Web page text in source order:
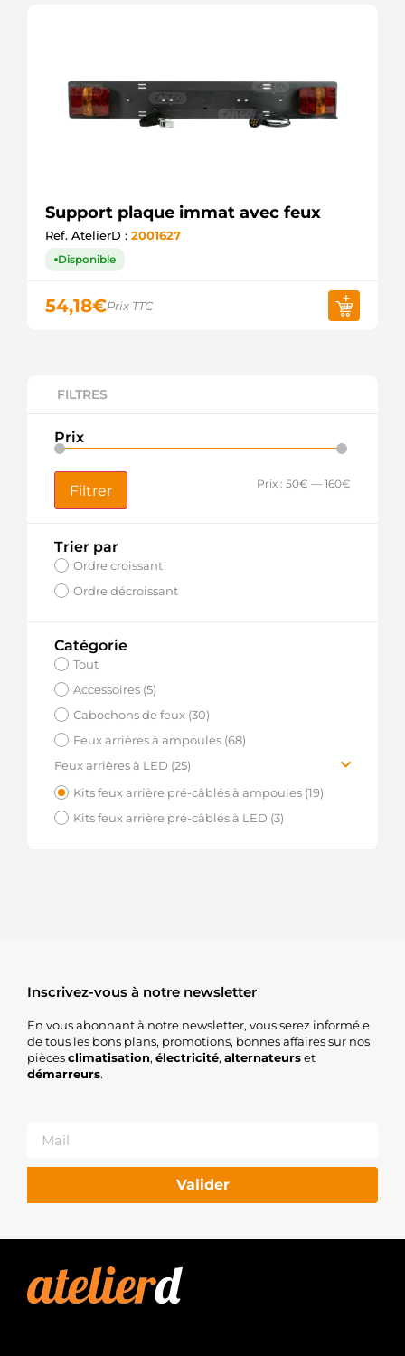
FILTRES
Prix
Filtrer Prix : 50€ — 160€
Trier par
Ordre croissant
Ordre décroissant
Catégorie
Tout
Accessoires (5)
Cabochons de feux (30)
Feux arrières à ampoules (68)
Feux arrières à LED (25)
Feux arrière pour remorque (15)
Feux arrière pour véhicule (10)
Kits feux arrière pré-câblés à ampoules (19)
Kits feux arrière pré-câblés à LED (3)
Support plaque immat avec feux
Ref. AtelierD : 2001627
Disponible
54,18€Prix TTC
Inscrivez-vous à notre newsletter
En vous abonnant à notre newsletter, vous serez informé.e
de tous les bons plans, promotions, bonnes affaires sur nos
piècesclimatisation, électricité, alternateurset
démarreurs.
Valider